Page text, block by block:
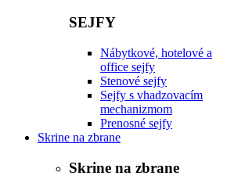
SEJFY
Nábytkové, hotelové a
office sejfy
Stenové sejfy
Sejfy s vhadzovacím
mechanizmom
Prenosné sejfy
Skrine na zbrane
Skrine na zbrane